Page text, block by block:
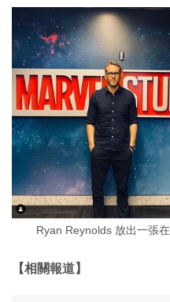
Ryan Reynolds 放出一張
【相關報道】